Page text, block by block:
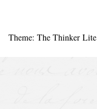
Theme: The Thinker Lite